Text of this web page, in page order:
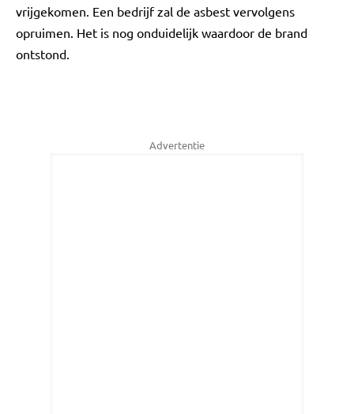
vrijgekomen. Een bedrijf zal de asbest vervolgens
opruimen. Het is nog onduidelijk waardoor de brand
ontstond.
Advertentie